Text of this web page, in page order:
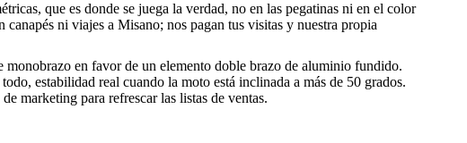
que es donde se juega la verdad, no en las pegatinas ni en el color
ni viajes a Misano; nos pagan tus visitas y nuestra propia
en favor de un elemento doble brazo de aluminio fundido.
estabilidad real cuando la moto está inclinada a más de 50 grados.
marketing para refrescar las listas de ventas.